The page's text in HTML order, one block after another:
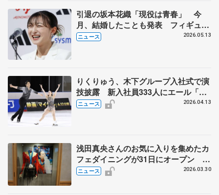
引退の坂本花織「現役は青春」 今
月、結婚したことも発表 フィギュア
日本女子初の五輪３大会出場で最多メ
ニュース 2026.05.13
りくりゅう、木下グループ入社式で演
技披露 新入社員333人にエール「経
験が自分つくる」
ニュース 2026.04.13
浅田真央さんのお気に入りを集めたカ
フェダイニングが31日にオープン
『MAO RINK』、衣装や幼少期の写真
ニュース 2026.03.30